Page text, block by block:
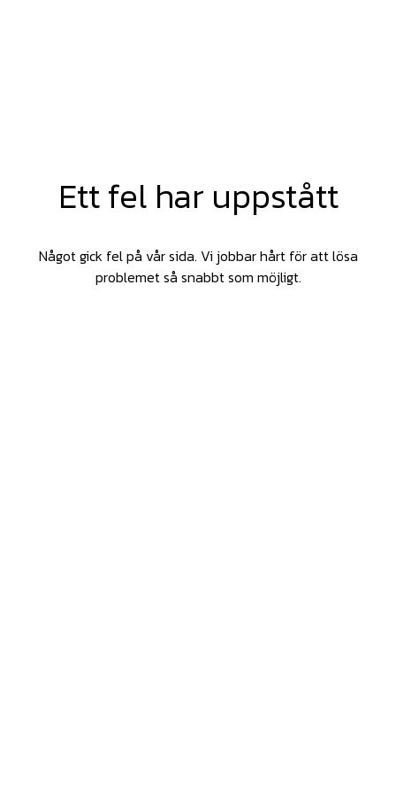
Ett fel har uppstått
Något gick fel på vår sida. Vi jobbar hårt för att lösa
problemet så snabbt som möjligt.